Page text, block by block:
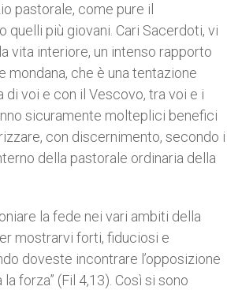
pastorale, come pure il
più giovani. Cari Sacerdoti, vi
vita interiore, un intenso rapporto
che è una tentazione
voi e con il Vescovo, tra voi e i
sicuramente molteplici benefici
con discernimento, secondo i
della pastorale ordinaria della
la fede nei vari ambiti della
mostrarvi forti, fiduciosi e
doveste incontrare l’opposizione
forza” (Fil 4,13). Così si sono